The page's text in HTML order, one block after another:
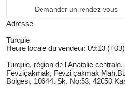
Demander un rendez-vous
Adresse
Turquie
Heure locale du vendeur: 09:13 (+03)
Turquie, région de l'Anatolie
Fevziçakmak, Fevzi çakmak
Bölgesi, 10644. Sk. No:53, 42050